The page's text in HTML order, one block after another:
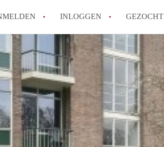
INLOGGEN GEZOCHT
How to translate
Wat is
Hoeveel kost het om
Wat is de
Berekent